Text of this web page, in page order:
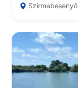
Szirmabesenyő